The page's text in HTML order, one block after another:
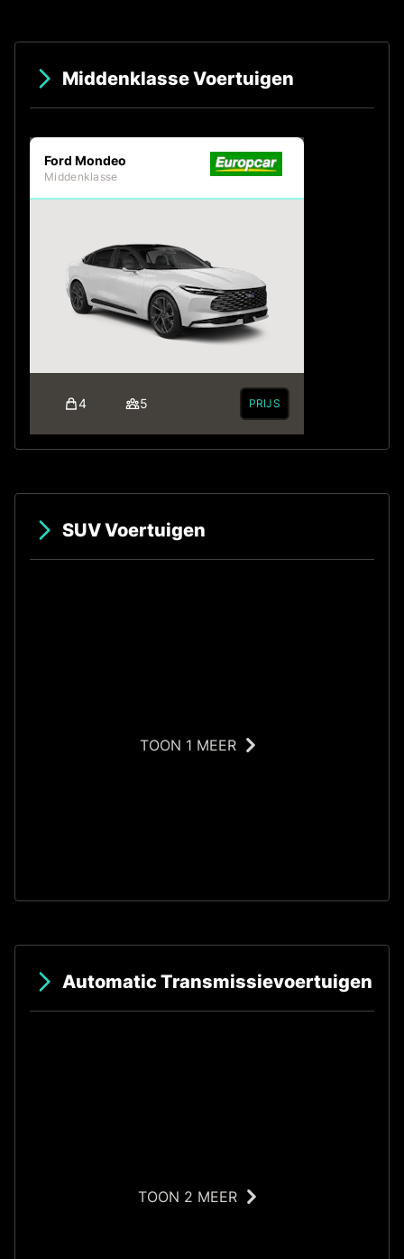
Middenklasse Voertuigen
Ford Mondeo
Middenklasse
4 5 PRIJS
SUV Voertuigen
TOON 1 MEER
Automatic Transmissievoertuigen
TOON 2 MEER